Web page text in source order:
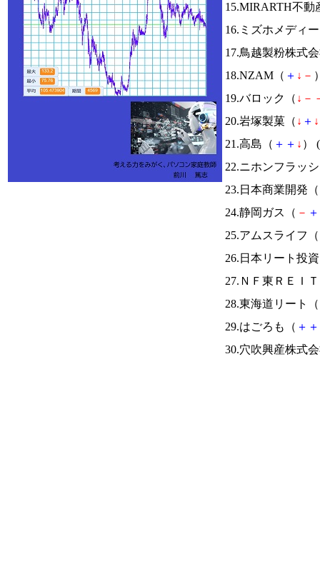
15.MIRARTH不動
16.ミズホメディ
17.鳥越製粉株式
18.NZAM（ ＋ ↓ －
19.バロック（ ↓ －
20.岩塚製菓（ ↓ ＋ ↓
21.高島（ ＋ ＋ ↓ ） (
22.ニホンフラッ
23.日本商業開発（
24.静岡ガス（ － ＋
25.アムスライフ（
26.日本リート投
27.ＮＦ東ＲＥＩ
28.東海道リート（
29.はごろも（ ＋ ＋
30.穴吹興産株式